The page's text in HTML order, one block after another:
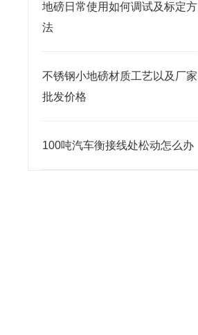
地磅日常使用如何调试及标定方
法
不锈钢小地磅材质工艺以及厂家
批发价格
100吨汽车衡接线处松动怎么办